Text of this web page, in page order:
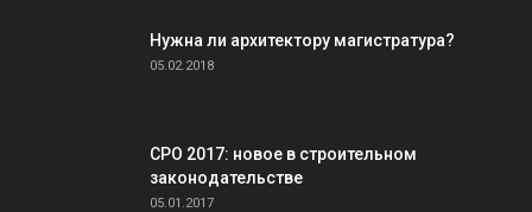
Нужна ли архитектору магистратура?
05.02.2018
СРО 2017: новое в строительном
законодательстве
05.01.2017